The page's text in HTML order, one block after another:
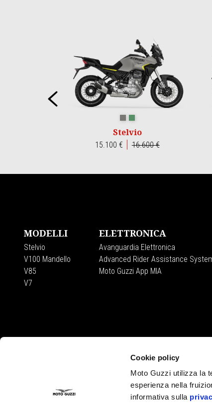
Cookie policy
Moto Guzzi utilizza la
esperienza nella
informativa sulla
Precedente
Stelvio
15.100 € 16.600 €
MODELLI
Stelvio
V100 Mandello
V85
V7
ELETTRONICA
Avanguardia Elettronica
Advanced Rider Assistance
Moto Guzzi App MIA
CONTATTI
Privacy policy